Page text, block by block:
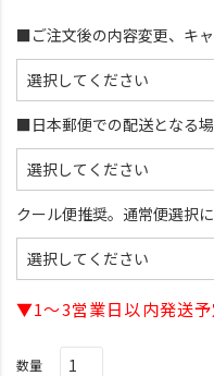
■ご注文後の内容変更、キ
■日本郵便での配送となる
クール便推奨。通常便選択
▼1～3営業日以内発送